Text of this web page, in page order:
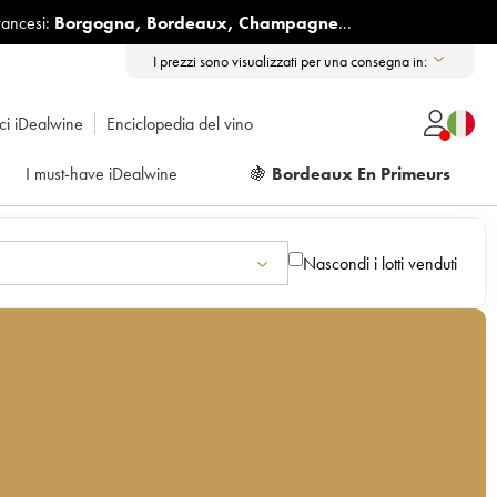
Borgogna, Bordeaux, Champagne...
I prezzi sono visualizzati per una consegna in:
iDealwine Enciclopedia del vino
I must-have iDealwine 🍇 Bordeaux En Primeurs
Nascondi i lotti venduti